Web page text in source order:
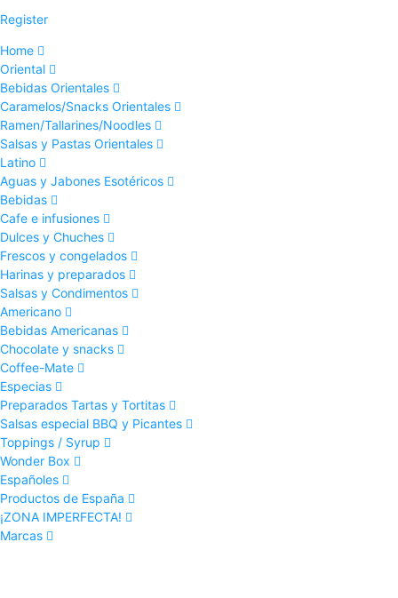
Register
Home
Oriental
Bebidas Orientales
Caramelos/Snacks Orientales
Ramen/Tallarines/Noodles
Salsas y Pastas Orientales
Latino
Aguas y Jabones Esotéricos
Bebidas
Cafe e infusiones
Dulces y Chuches
Frescos y congelados
Harinas y preparados
Salsas y Condimentos
Americano
Bebidas Americanas
Chocolate y snacks
Coffee-Mate
Especias
Preparados Tartas y Tortitas
Salsas especial BBQ y Picantes
Toppings / Syrup
Wonder Box
Españoles
Productos de España
¡ZONA IMPERFECTA!
Marcas